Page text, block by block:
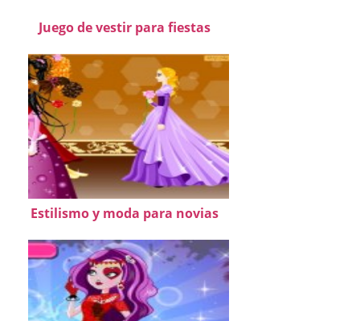
Juego de vestir para fiestas
Estilismo y moda para novias